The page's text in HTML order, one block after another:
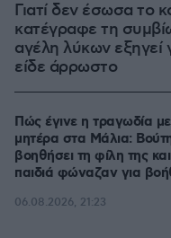
Γιατί δεν έσωσα το
κατέγραφε τη
αγέλη λύκων εξηγεί
είδε άρρωστο
Πώς έγινε η τραγωδία
μητέρα στα Μάλια:
βοηθήσει τη φίλη της
παιδιά φώναζαν για
06.08.2026, 21:23